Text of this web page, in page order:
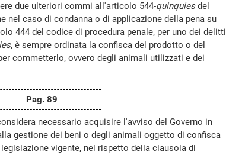
due ulteriori commi all'articolo 544-quinquiesdel
nel caso di condanna o di applicazione della pena su
444 del codice di procedura penale, per uno dei delitti
, è sempre ordinata la confisca del prodotto o del
commetterlo, ovvero degli animali utilizzati e dei
Pag. 89
necessario acquisire l'avviso del Governo in
gestione dei beni o degli animali oggetto di confisca
vigente, nel rispetto della clausola di